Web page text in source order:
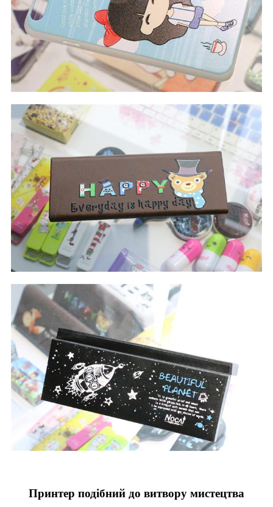
Принтер подібний до витвору мистецтва